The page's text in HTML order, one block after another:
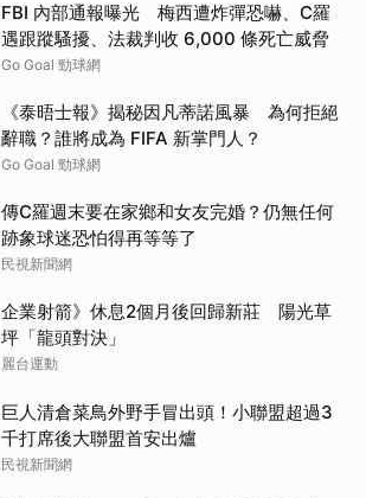
FBI 內部通報曝光 梅西遭炸彈恐嚇、C羅
遇跟蹤騷擾、法裁判收 6,000 條死亡威脅
Go Goal 勁球網
《泰晤士報》揭秘因凡蒂諾風暴 為何拒絕
辭職？誰將成為 FIFA 新掌門人？
Go Goal 勁球網
傳C羅週末要在家鄉和女友完婚？仍無任何
跡象球迷恐怕得再等等了
民視新聞網
企業射箭》休息2個月後回歸新莊 陽光草
坪「龍頭對決」
麗台運動
巨人清倉菜鳥外野手冒出頭！小聯盟超過3
千打席後大聯盟首安出爐
民視新聞網